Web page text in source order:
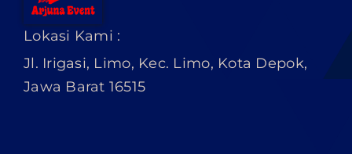
Lokasi Kami :
Jl. Irigasi, Limo, Kec. Limo, Kota Depok,
Jawa Barat 16515